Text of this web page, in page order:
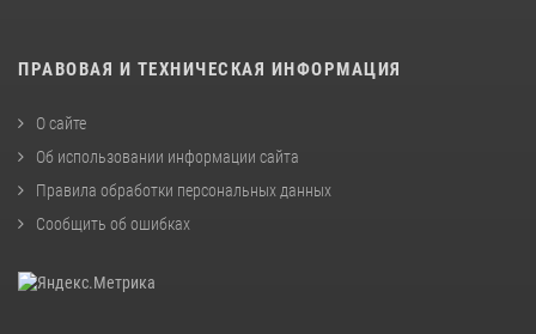
ПРАВОВАЯ И ТЕХНИЧЕСКАЯ ИНФОРМАЦИЯ
О сайте
Об использовании информации сайта
Правила обработки персональных данных
Сообщить об ошибках